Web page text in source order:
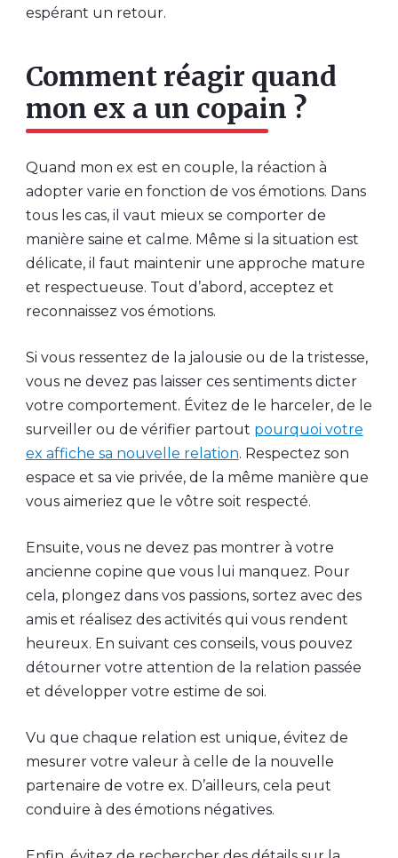
espérant un retour.
Comment réagir quand
mon ex a un copain ?
Quand mon ex est en couple, la réaction à
adopter varie en fonction de vos émotions. Dans
tous les cas, il vaut mieux se comporter de
manière saine et calme. Même si la situation est
délicate, il faut maintenir une approche mature
et respectueuse. Tout d’abord, acceptez et
reconnaissez vos émotions.
Si vous ressentez de la jalousie ou de la tristesse,
vous ne devez pas laisser ces sentiments dicter
votre comportement. Évitez de le harceler, de le
surveiller ou de vérifier partout pourquoi votre
ex affiche sa nouvelle relation. Respectez son
espace et sa vie privée, de la même manière que
vous aimeriez que le vôtre soit respecté.
Ensuite, vous ne devez pas montrer à votre
ancienne copine que vous lui manquez. Pour
cela, plongez dans vos passions, sortez avec des
amis et réalisez des activités qui vous rendent
heureux. En suivant ces conseils, vous pouvez
détourner votre attention de la relation passée
et développer votre estime de soi.
Vu que chaque relation est unique, évitez de
mesurer votre valeur à celle de la nouvelle
partenaire de votre ex. D’ailleurs, cela peut
conduire à des émotions négatives.